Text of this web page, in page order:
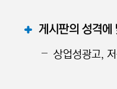
게시판의 성격에
상업성광고,